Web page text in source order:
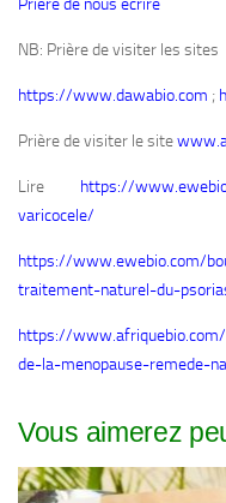
NB: Prière de visiter les sites
https://www.dawabio.com ;
Prière de visiter le site
Lire https://
varicocele/
https://www.ewebio.com/
traitement-naturel-du-
https://
de-la-menopause-remede-
Vous aimerez